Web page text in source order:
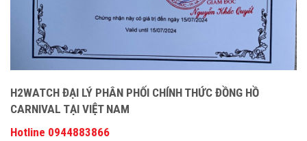
H2WATCH ĐẠI LÝ PHÂN PHỐI CHÍNH THỨC ĐỒNG HỒ
CARNIVAL TẠI VIỆT NAM
Hotline 0944883866